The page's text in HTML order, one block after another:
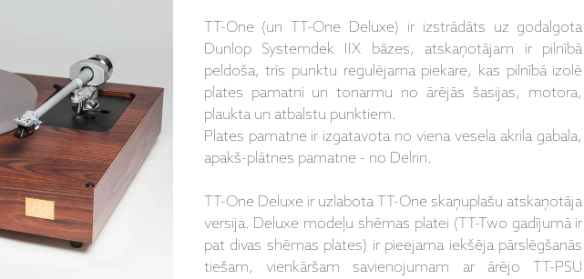
TT-One (un TT-One Deluxe) ir izstrādāts uz godalgota
Dunlop Systemdek IIX bāzes, atskaņotājam ir pilnībā
peldoša, trīs punktu regulējama piekare, kas pilnībā izolē
plates pamatni un tonarmu no ārējās šasijas, motora,
plaukta un atbalstu punktiem.
Plates pamatne ir izgatavota no viena vesela akrila gabala,
apakš-plātnes pamatne - no Delrin.
TT-One Deluxe ir uzlabota TT-One skaņuplašu atskaņotāja
versija. Deluxe modeļu shēmas platei (TT-Two gadījumā ir
pat divas shēmas plates) ir pieejama iekšēja pārslēgšanās
tiešam, vienkāršam savienojumam ar ārējo TT-PSU